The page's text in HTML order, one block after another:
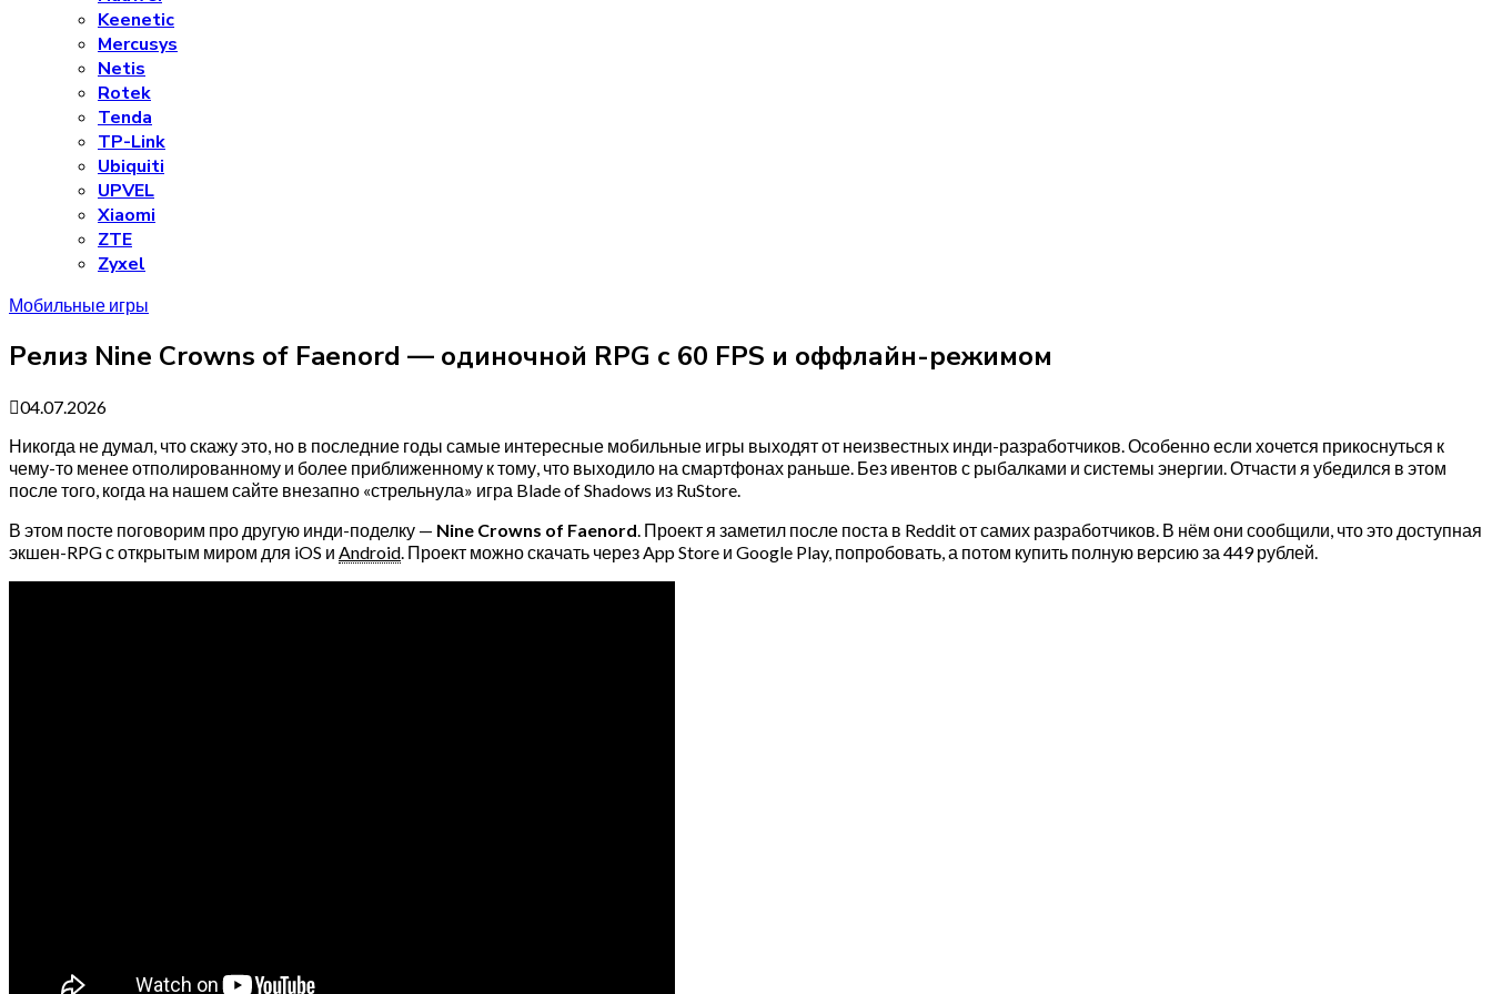
Keenetic
Mercusys
Netis
Rotek
Tenda
TP-Link
Ubiquiti
UPVEL
Xiaomi
ZTE
Zyxel
Мобильные игры
Релиз Nine Crowns of Faenord — одиночной RPG с 60 FPS и оффлайн-режимом
04.07.2026
Никогда не думал, что скажу это, но в последние годы самые интересные мобильные игры выходят от неизвестных инди-разработчиков. Особенно если хочется прикоснуться к
чему-то менее отполированному и более приближенному к тому, что выходило на смартфонах раньше. Без ивентов с рыбалками и системы энергии. Отчасти я убедился в этом
после того, когда на нашем сайте внезапно «стрельнула» игра Blade of Shadows из RuStore.
В этом посте поговорим про другую инди-поделку — Nine Crowns of Faenord. Проект я заметил после поста в Reddit от самих разработчиков. В нём они сообщили, что это доступная
экшен-RPG с открытым миром для iOS и Android. Проект можно скачать через App Store и Google Play, попробовать, а потом купить полную версию за 449 рублей.